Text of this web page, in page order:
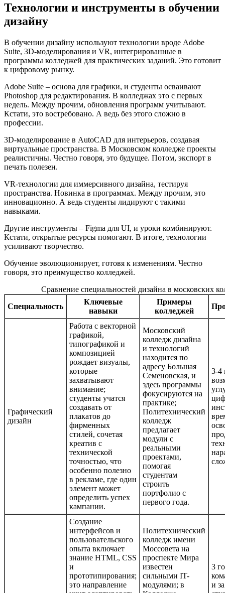
Технологии и инструменты в обучении
дизайну
В обучении дизайну используют технологии вроде Adobe
Suite, 3D-моделирования и VR, интегрированные в
программы колледжей для практических заданий. Это готовит
к цифровому рынку.
Adobe Suite – основа для графики, и студенты осваивают
Photoshop для редактирования. В колледжах это с первых
недель. Между прочим, обновления программ учитывают.
Кстати, это востребовано. А ведь без этого сложно в
профессии.
3D-моделирование в AutoCAD для интерьеров, создавая
виртуальные пространства. В Московском колледже проекты
реалистичны. Честно говоря, это будущее. Потом, экспорт в
печать полезен.
VR-технологии для иммерсивного дизайна, тестируя
пространства. Новинка в программах. Между прочим, это
инновационно. А ведь студенты лидируют с такими
навыками.
Другие инструменты – Figma для UI, и уроки комбинируют.
Кстати, открытые ресурсы помогают. В итоге, технологии
усиливают творчество.
Обучение эволюционирует, готовя к изменениям. Честно
говоря, это преимущество колледжей.
Сравнение специальностей дизайна в московских
Специальность
Ключевые
навыки
Примеры
колледжей
Графический
дизайн
Работа с векторной
графикой,
типографикой и
композицией
рождает визуалы,
которые
захватывают
внимание;
студенты учатся
создавать от
плакатов до
фирменных
стилей, сочетая
креатив с
технической
точностью, что
особенно полезно
в рекламе, где один
элемент может
определить успех
кампании.
Московский
колледж дизайна
и технологий
находится по
адресу Большая
Семеновская, и
здесь программы
фокусируются на
практике;
Политехнический
колледж
предлагает
модули с
реальными
проектами,
помогая
студентам
строить
портфолио с
первого года.
3-4
Создание
интерфейсов и
пользовательского
опыта включает
знание HTML, CSS
и
прототипирования;
это направление
Политехнический
колледж имени
Моссовета на
проспекте Мира
известен
сильными IT-
модулями; в
3
и